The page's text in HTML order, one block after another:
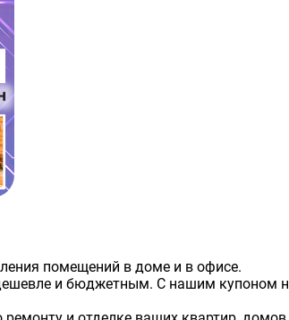
помещений в доме и в офисе.
и бюджетным. С нашим купоном